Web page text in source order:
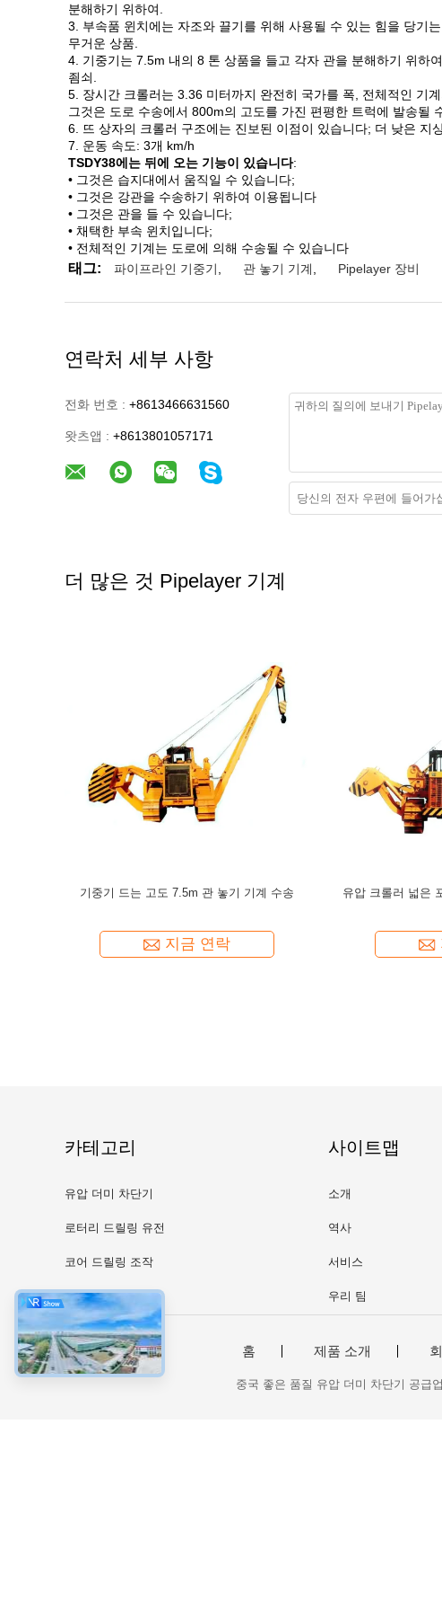
분해하기 위하여.
3. 부속품 윈치에는 자조와 끌기를 위해 사용될 수 있는 힘을 당기
무거운 상품.
4. 기중기는 7.5m 내의 8 톤 상품을 들고 각자 관을 분해하기 위하
죔쇠.
5. 장시간 크롤러는 3.36 미터까지 완전히 국가를 폭, 전체적인 기
그것은 도로 수송에서 800m의 고도를 가진 편평한 트럭에 발송될
6. 뜨 상자의 크롤러 구조에는 진보된 이점이 있습니다; 더 낮은 지
7. 운동 속도: 3개 km/h
TSDY38에는 뒤에 오는 기능이 있습니다:
• 그것은 습지대에서 움직일 수 있습니다;
• 그것은 강관을 수송하기 위하여 이용됩니다
• 그것은 관을 들 수 있습니다;
• 채택한 부속 윈치입니다;
• 전체적인 기계는 도로에 의해 수송될 수 있습니다
태그: 파이프라인 기중기 관 놓기 기계 Pipelayer 장비
연락처 세부 사항
전화 번호 : +8613466631560
왓츠앱 : +8613801057171
더 많은 것 Pipelayer 기계
속도 10m/Pipelayer 최소한도 기계를 게양하는
지금 연락
기계 20 톤은 크롤
각자 관
카테고리
유압 더미 차단기
로터리 드릴링 유전
코어 드릴링 조작
CFA 장비
사이트맵
소개
역사
서비스
우리 팀
홈 제품 소개
중국 좋은 품질 유압 더미 차단기 공급